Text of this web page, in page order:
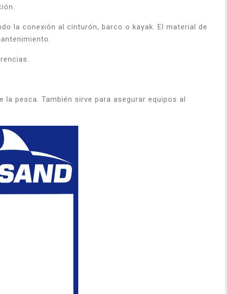
la conexión al cinturón, barco o kayak. El material de
pesca. También sirve para asegurar equipos al